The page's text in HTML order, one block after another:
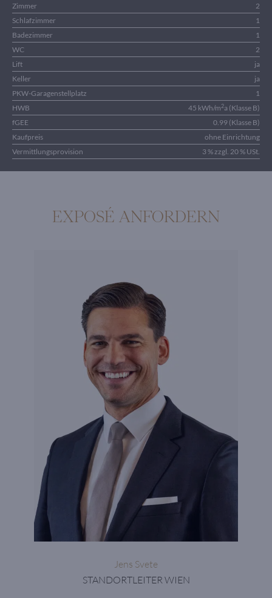
Zimmer
2
Schlafzimmer
1
Badezimmer
1
WC
2
Lift
ja
Keller
ja
PKW-Garagenstellplatz
1
HWB
45 kWh/m2a (Klasse B)
fGEE
0.99 (Klasse B)
Kaufpreis
ohne Einrichtung
Vermittlungsprovision
3 % zzgl. 20 % USt.
EXPOSÉ ANFORDERN
Jens Svete
STANDORTLEITER WIEN